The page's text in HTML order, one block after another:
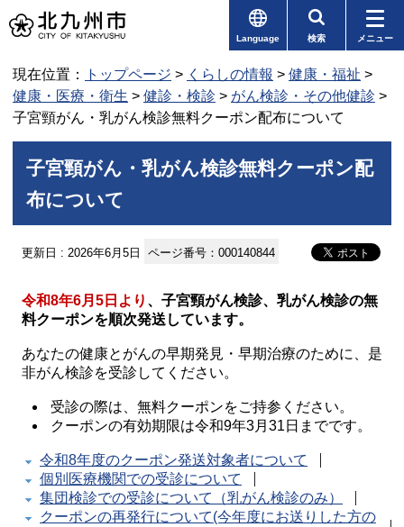
Language 検索 メニュー
現在位置： トップページ > くらしの情報 > 健康・福祉 >
健康・医療・衛生 > 健診・検診 > がん検診・その他健診 >
子宮頸がん・乳がん検診無料クーポン配布について
子宮頸がん・乳がん検診無料クーポン配
布について
更新日 : 2026年6月5日 ページ番号：000140844
令和8年6月5日より 、子宮頸がん検診、乳がん検診の無
料クーポンを順次発送しています。
あなたの健康とがんの早期発見・早期治療のために、是
非がん検診を受診してください。
受診の際は、無料クーポンをご持参ください。
クーポンの有効期限は令和9年3月31日までです。
令和8年度のクーポン発送対象者について
個別医療機関での受診について
集団検診での受診について（乳がん検診のみ）
クーポンの再発行について(今年度にお送りした方の